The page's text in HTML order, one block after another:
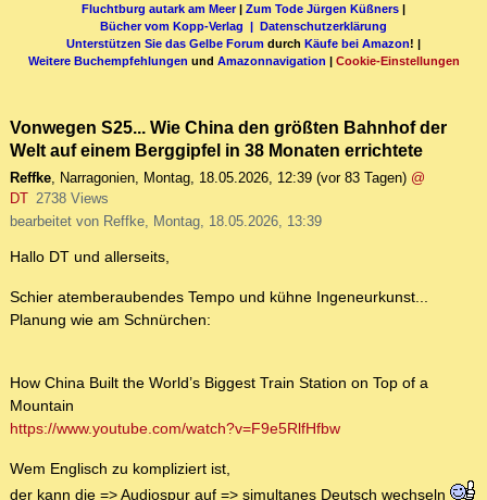
Fluchtburg autark am Meer| Zum Tode Jürgen Küßners |
Bücher vom Kopp-Verlag | Datenschutzerklärung
Unterstützen Sie das Gelbe Forum durch Käufe bei Amazon! |
Weitere Buchempfehlungen und Amazonnavigation | Cookie-Einstellungen
Vonwegen S25... Wie China den größten Bahnhof der
Welt auf einem Berggipfel in 38 Monaten errichtete
Reffke, Narragonien, Montag, 18.05.2026, 12:39 (vor 83 Tagen) @
DT 2738 Views
bearbeitet von Reffke, Montag, 18.05.2026, 13:39
Hallo DT und allerseits,
Schier atemberaubendes Tempo und kühne Ingeneurkunst...
Planung wie am Schnürchen:
How China Built the World’s Biggest Train Station on Top of a
Mountain
https://www.youtube.com/watch?v=F9e5RlfHfbw
Wem Englisch zu kompliziert ist,
der kann die => Audiospur auf => simultanes Deutsch wechseln